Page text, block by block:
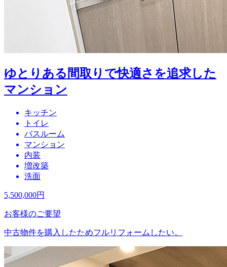
ゆとりある間取りで快適さを追求した
マンション
キッチン
トイレ
バスルーム
マンション
内装
増改築
洗面
5,500,000円
お客様のご要望
中古物件を購入したためフルリフォームしたい。